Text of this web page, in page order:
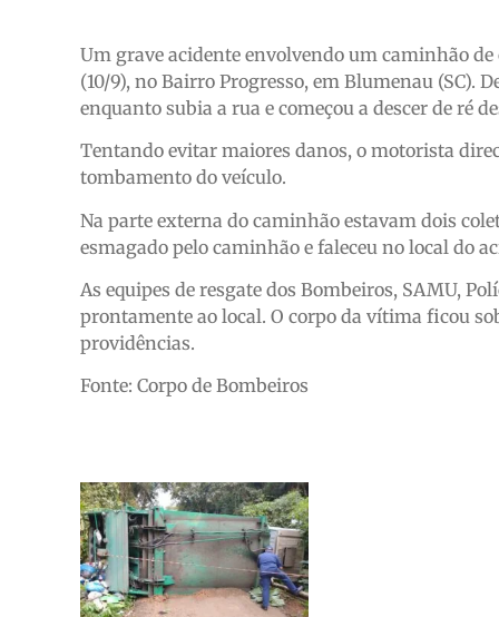
Um grave acidente envolvendo um caminhão
(10/9), no Bairro Progresso, em Blumenau (SC).
enquanto subia a rua e começou a descer de ré
Tentando evitar maiores danos, o motorista
tombamento do veículo.
Na parte externa do caminhão estavam dois
esmagado pelo caminhão e faleceu no local do
As equipes de resgate dos Bombeiros, SAMU,
prontamente ao local. O corpo da vítima ficou
providências.
Fonte: Corpo de Bombeiros